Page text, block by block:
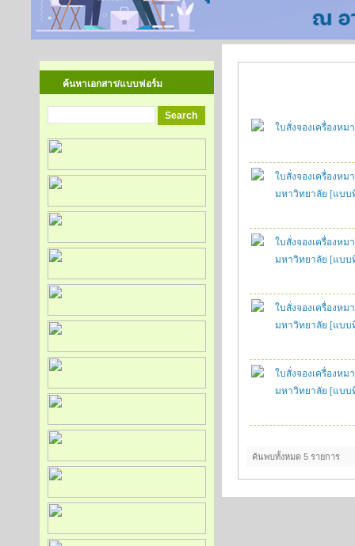
ค้นหาเอกสาร/แบบฟอร์ม
ใบสั่งจองเครื่องห
ใบสั่งจองเครื่องห
มหาวิทยาลัย [แบบ
ใบสั่งจองเครื่องห
มหาวิทยาลัย [แบบ
ใบสั่งจองเครื่องห
มหาวิทยาลัย [แบบ
ใบสั่งจองเครื่องห
มหาวิทยาลัย [แบบ
ค้นพบทั้งหมด 5 รายการ